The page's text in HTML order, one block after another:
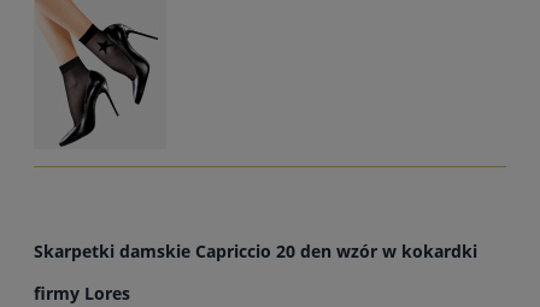
Skarpetki damskie Capriccio 20 den wzór w kokardki
firmy Lores